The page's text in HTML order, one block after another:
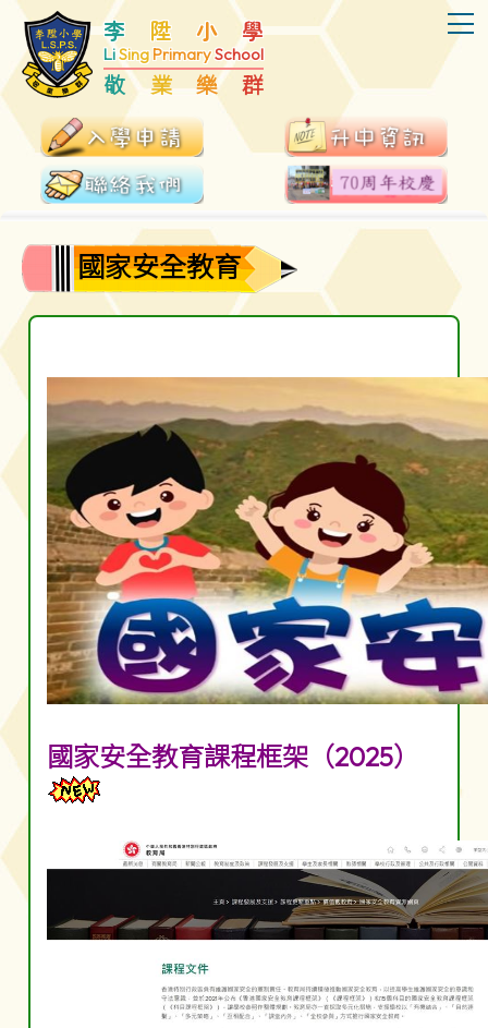
李 陞 小 學
LiSingPrimarySchool
敬 業 樂 群
國家安全教育
國家安全教育課程框架（2025）